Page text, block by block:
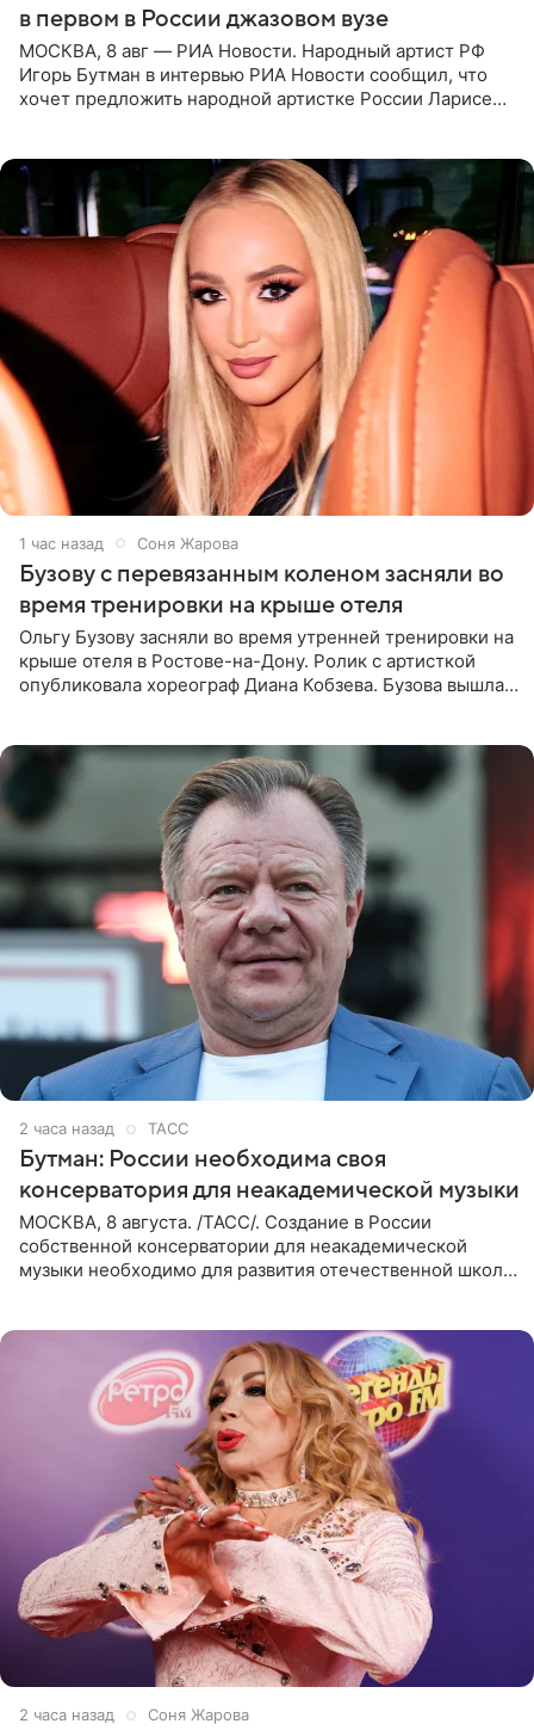
в первом в России джазовом вузе
МОСКВА, 8 авг — РИА Новости. Народный артист РФ
Игорь Бутман в интервью РИА Новости сообщил, что
хочет предложить народной артистке России Ларисе
1 час назад Соня Жарова
Бузову с перевязанным коленом засняли во
время тренировки на крыше отеля
Ольгу Бузову засняли во время утренней тренировки на
крыше отеля в Ростове-на-Дону. Ролик с артисткой
опубликовала хореограф Диана Кобзева. Бузова вышла
2 часа назад ТАСС
Бутман: России необходима своя
консерватория для неакадемической музыки
МОСКВА, 8 августа. /ТАСС/. Создание в России
собственной консерватории для неакадемической
музыки необходимо для развития отечественной школы
2 часа назад Соня Жарова